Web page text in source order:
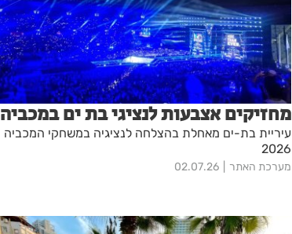
מחזיקים אצבעות לנציגי בת ים במכביה
עיריית בת-ים מאחלת בהצלחה לנציגיה במשחקי המכביה
2026
מערכת האתר 02.07.26